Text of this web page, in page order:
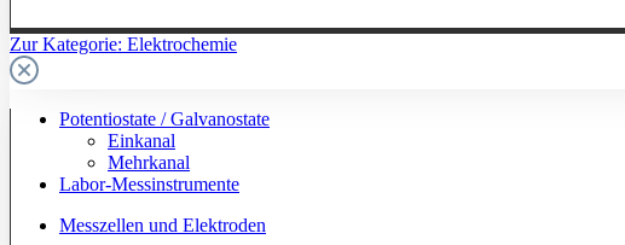
Zur Kategorie: Elektrochemie
Potentiostate / Galvanostate
Einkanal
Mehrkanal
Labor-Messinstrumente
Messzellen und Elektroden